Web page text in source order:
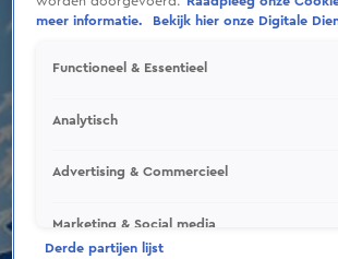
meer informatie.
Bekijk hier onze Digitale
Functioneel & Essentieel
Analytisch
Advertising & Commercieel
Marketing & Social media
Derde partijen lijst